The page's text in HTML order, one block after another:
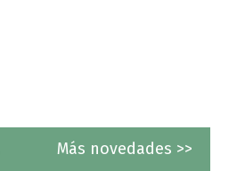
Más novedades >>